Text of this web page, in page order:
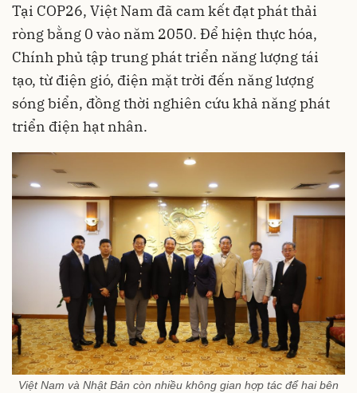
Tại COP26, Việt Nam đã cam kết đạt phát thải
ròng bằng 0 vào năm 2050. Để hiện thực hóa,
Chính phủ tập trung phát triển năng lượng tái
tạo, từ điện gió, điện mặt trời đến năng lượng
sóng biển, đồng thời nghiên cứu khả năng phát
triển điện hạt nhân.
Việt Nam và Nhật Bản còn nhiều không gian hợp tác để hai bên